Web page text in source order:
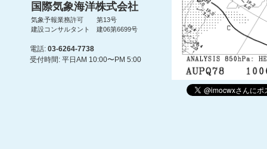
国際気象海洋株式会社
気象予報業務許可 第13号
建設コンサルタント 建06第6699号
電話: 03-6264-7738
受付時間: 平日AM 10:00〜PM 5:00